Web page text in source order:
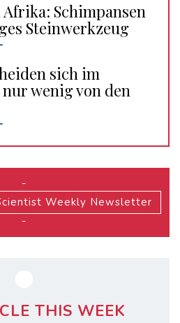
Schimpansen
Steinwerkzeug
-
sich im
wenig von den
-
-
Weekly Newsletter
-
THIS WEEK